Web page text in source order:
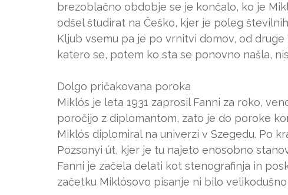
brezoblačno obdobje se je končalo, ko je
odšel študirat na Češko, kjer je poleg
Kljub vsemu pa je po vrnitvi domov, od
katero se, potem ko sta se ponovno našla,
Dolgo pričakovana poroka
Miklós je leta 1931 zaprosil Fanni za roko,
poročijo z diplomantom, zato je do poroke
Miklós diplomiral na univerzi v Szegedu. Po
Pozsonyi út, kjer je tu najeto enosobno
Fanni je začela delati kot stenografinja in
začetku Miklósovo pisanje ni bilo